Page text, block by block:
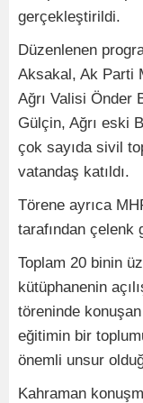
gerçekleştirildi.
Düzenlenen
Aksakal, Ak Parti
Ağrı Valisi Önder
Gülçin, Ağrı eski
çok sayıda sivil
vatandaş katıldı.
Törene ayrıca
tarafından çelenk
Toplam 20 binin
kütüphanenin
töreninde
eğitimin bir
önemli unsur
Kahraman